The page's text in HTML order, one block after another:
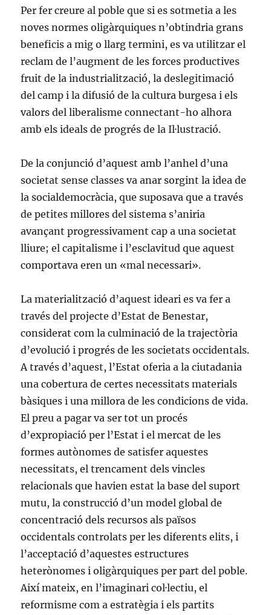
Per fer creure al poble que si es sotmetia a les
noves normes oligàrquiques n’obtindria grans
beneficis a mig o llarg termini, es va utilitzar el
reclam de l’augment de les forces productives
fruit de la industrialització, la deslegitimació
del camp i la difusió de la cultura burgesa i els
valors del liberalisme connectant-ho alhora
amb els ideals de progrés de la Il·lustració.
De la conjunció d’aquest amb l’anhel d’una
societat sense classes va anar sorgint la idea de
la socialdemocràcia, que suposava que a través
de petites millores del sistema s’aniria
avançant progressivament cap a una societat
lliure; el capitalisme i l’esclavitud que aquest
comportava eren un «mal necessari».
La materialització d’aquest ideari es va fer a
través del projecte d’Estat de Benestar,
considerat com la culminació de la trajectòria
d’evolució i progrés de les societats occidentals.
A través d’aquest, l’Estat oferia a la ciutadania
una cobertura de certes necessitats materials
bàsiques i una millora de les condicions de vida.
El preu a pagar va ser tot un procés
d’expropiació per l’Estat i el mercat de les
formes autònomes de satisfer aquestes
necessitats, el trencament dels vincles
relacionals que havien estat la base del suport
mutu, la construcció d’un model global de
concentració dels recursos als països
occidentals controlats per les diferents elits, i
l’acceptació d’aquestes estructures
heterònomes i oligàrquiques per part del poble.
Així mateix, en l’imaginari col·lectiu, el
reformisme com a estratègia i els partits